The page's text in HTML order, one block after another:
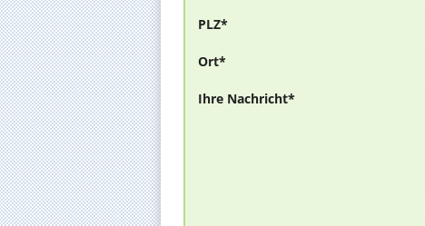
PLZ*
Ort*
Ihre Nachricht*